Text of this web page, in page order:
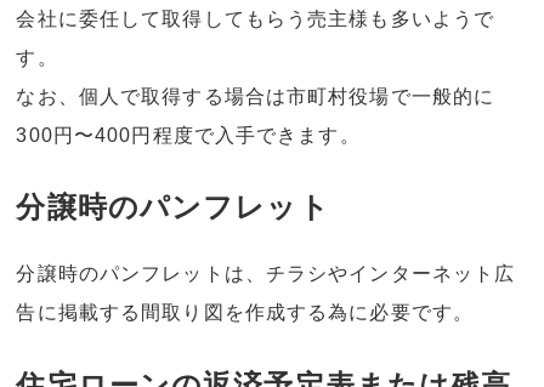
会社に委任して取得してもらう売主様も多いようで
す。
なお、個人で取得する場合は市町村役場で一般的に
300円〜400円程度で入手できます。
分譲時のパンフレット
分譲時のパンフレットは、チラシやインターネット広
告に掲載する間取り図を作成する為に必要です。